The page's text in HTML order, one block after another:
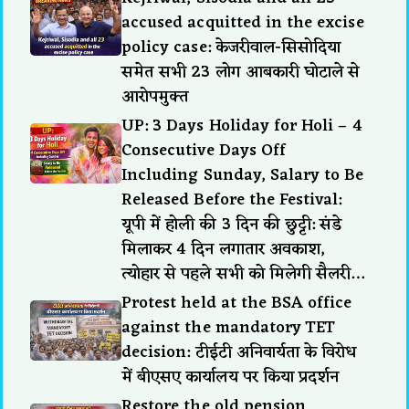
accused acquitted in the excise
policy case: केजरीवाल-सिसोदिया
समेत सभी 23 लोग आबकारी घोटाले से
आरोपमुक्त
UP: 3 Days Holiday for Holi – 4
Consecutive Days Off
Including Sunday, Salary to Be
Released Before the Festival:
यूपी में होली की 3 दिन की छुट्टी: संडे
मिलाकर 4 दिन लगातार अवकाश,
त्योहार से पहले सभी को मिलेगी सैलरी…
Protest held at the BSA office
against the mandatory TET
decision: टीईटी अनिवार्यता के विरोध
में बीएसए कार्यालय पर किया प्रदर्शन